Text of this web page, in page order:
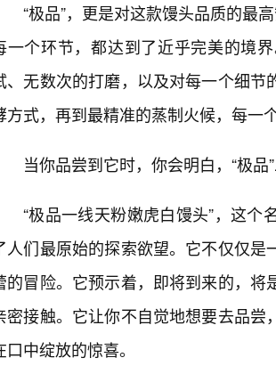
“极品”，更是对这款馒头品质的最
一个环节，都达到了近乎完美的境
、无数次的打磨，以及对每一个细
方式，再到最精准的蒸制火候，每一
当你品尝到它时，你会明白，“极品
“极品一线天粉嫩虎白馒头”，这
人们最原始的探索欲望。它不仅仅
的冒险。它预示着，即将到来的，
密接触。它让你不自觉地想要去品
口中绽放的惊喜。